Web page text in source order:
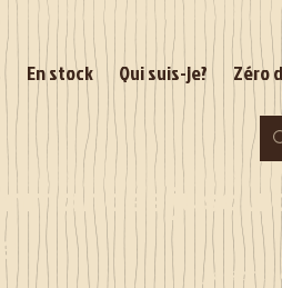
En stock Qui suis-je? Zéro
Je serai